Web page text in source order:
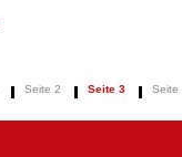
Seite 2 Seite 3 Seite